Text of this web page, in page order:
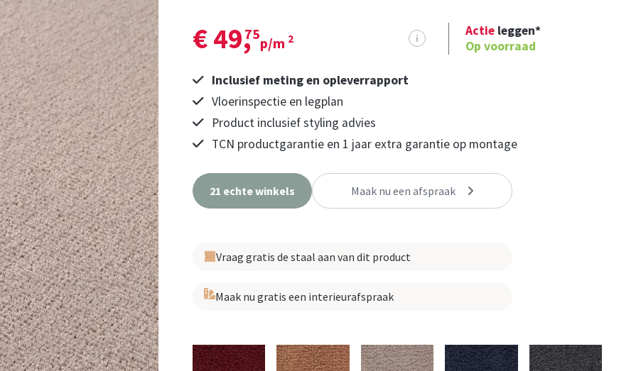
€ 49,
75
p/m 2 i Actie leggen*
Op voorraad
Inclusief meting en opleverrapport
Vloerinspectie en legplan
Product inclusief styling advies
TCN productgarantie en 1 jaar extra garantie op montage
21 echte winkels Maak nu een afspraak
Vraag gratis de staal aan van dit product
Maak nu gratis een interieurafspraak